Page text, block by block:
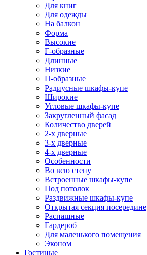
Для книг
Для одежды
На балкон
Форма
Высокие
Г-образные
Длинные
Низкие
П-образные
Радиусные шкафы-купе
Широкие
Угловые шкафы-купе
Закругленный фасад
Количество дверей
2-х дверные
3-х дверные
4-х дверные
Особенности
Во всю стену
Встроенные шкафы-купе
Под потолок
Раздвижные шкафы-купе
Открытая секция посередине
Распашные
Гардероб
Для маленького помещения
Эконом
Гостиные